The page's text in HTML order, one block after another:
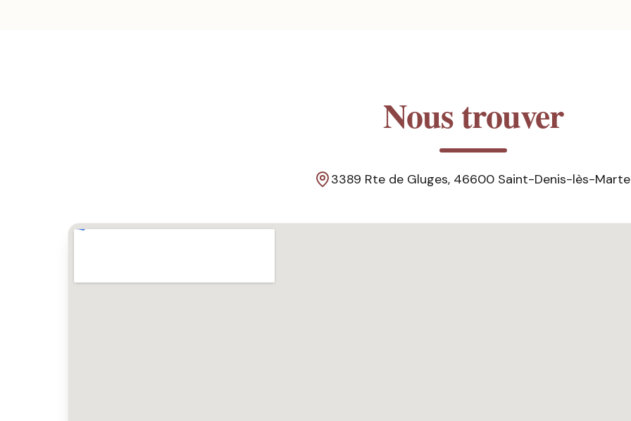
Nous trouver
3389 Rte de Gluges, 46600 Saint-Denis-lès-